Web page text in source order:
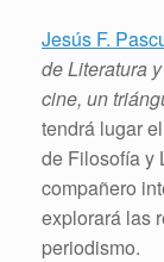
Jesús F.
de Literatura
cine, un
tendrá lugar
de Filosofía y
compañero
explorará las
periodismo.